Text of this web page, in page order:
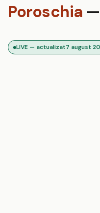
Poroschia
LIVE — actualizat7 august